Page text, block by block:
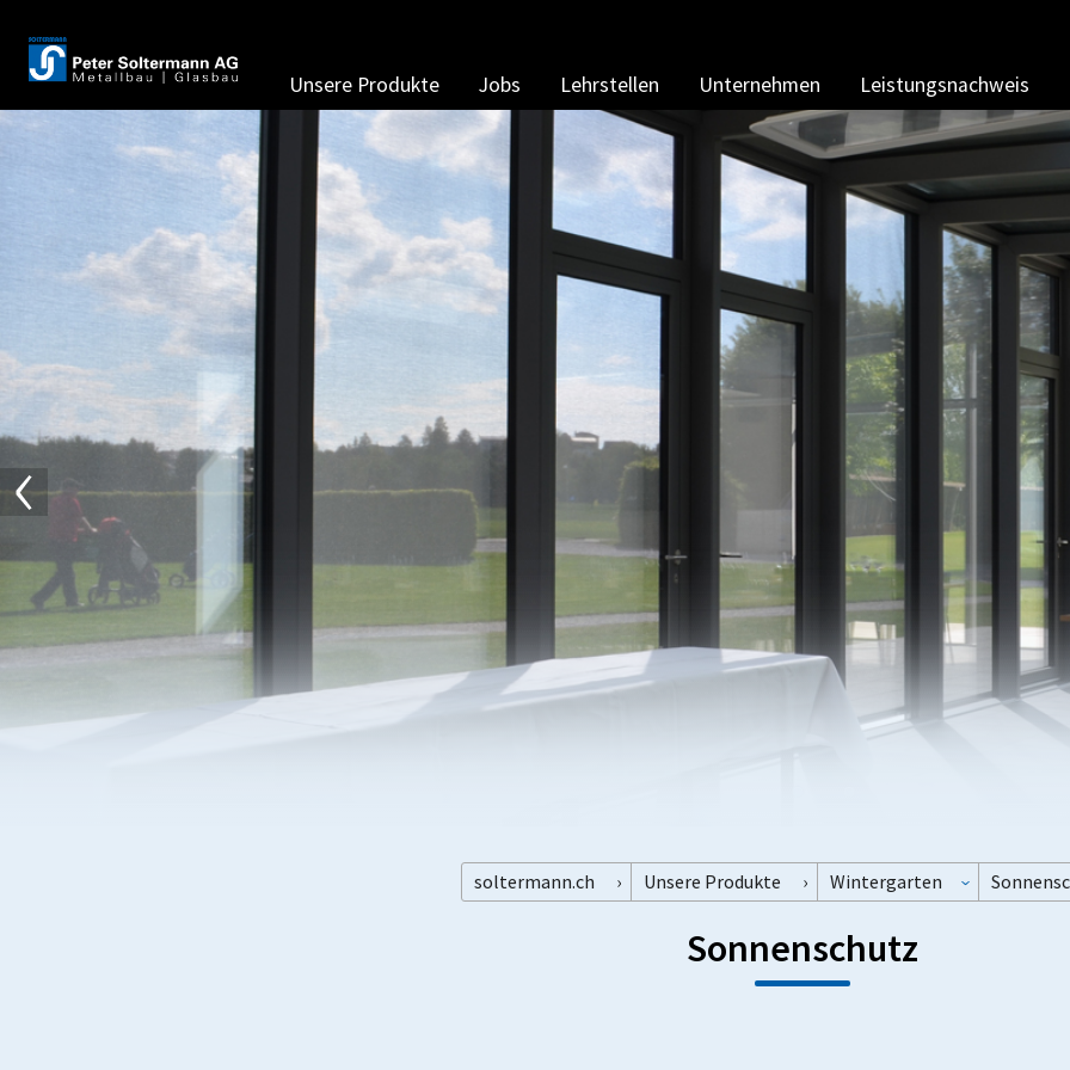
Unsere Produkte Jobs Lehrstellen Unternehmen Leistungsnachweis
soltermann.ch Unsere Produkte Wintergarten
Sonnenschutz